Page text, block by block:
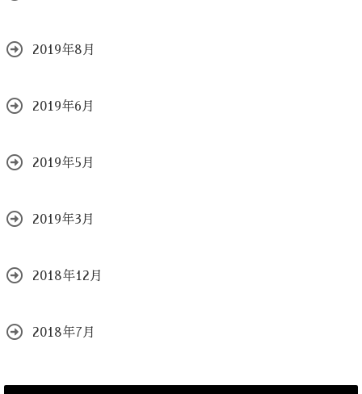
2019年8月
2019年6月
2019年5月
2019年3月
2018年12月
2018年7月